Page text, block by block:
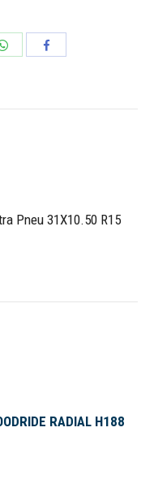
Share
Share
Pneu 31X10.50 R15
RADIAL H188